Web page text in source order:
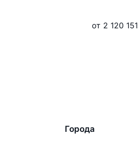
от 2 120 151
Города